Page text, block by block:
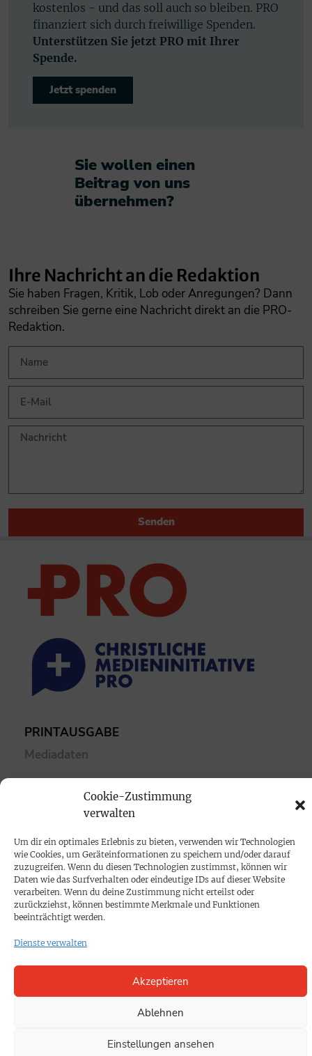
Cookie-Zustimmung
verwalten
Um dir ein optimales Erlebnis zu bieten, verwenden wir Technologien
wie Cookies, um Geräteinformationen zu speichern und/oder darauf
zuzugreifen. Wenn du diesen Technologien zustimmst, können wir
Daten wie das Surfverhalten oder eindeutige IDs auf dieser Website
verarbeiten. Wenn du deine Zustimmung nicht erteilst oder
zurückziehst, können bestimmte Merkmale und Funktionen
beeinträchtigt werden.
Dienste verwalten
Akzeptieren
Ablehnen
Einstellungen ansehen
kostenlos - und das soll auch so bleiben. PRO
finanziert sich durch freiwillige Spenden.
Unterstützen Sie jetzt PRO mit Ihrer
Spende.
Jetzt spenden
Sie wollen einen
Beitrag von uns
übernehmen?​
Ihre Nachricht an die Redaktion
Sie haben Fragen, Kritik, Lob oder Anregungen? Dann
schreiben Sie gerne eine Nachricht direkt an die PRO-
Redaktion.
Senden
PRINTAUSGABE
Mediadaten
PROKOMPAKT
Impressum
SPENDEN
Datenschutz
KONTAKT
Cookie-Richtlinie